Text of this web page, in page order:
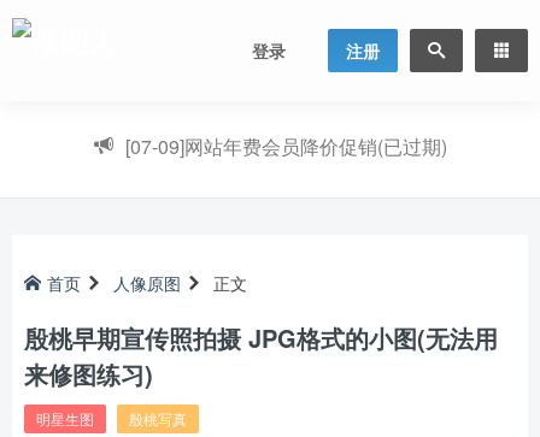
登录 注册
[07-09]网站年费会员降价促销(已过期)
首页 人像原图 正文
殷桃早期宣传照拍摄 JPG格式的小图(无法用
来修图练习)
明星生图 殷桃写真